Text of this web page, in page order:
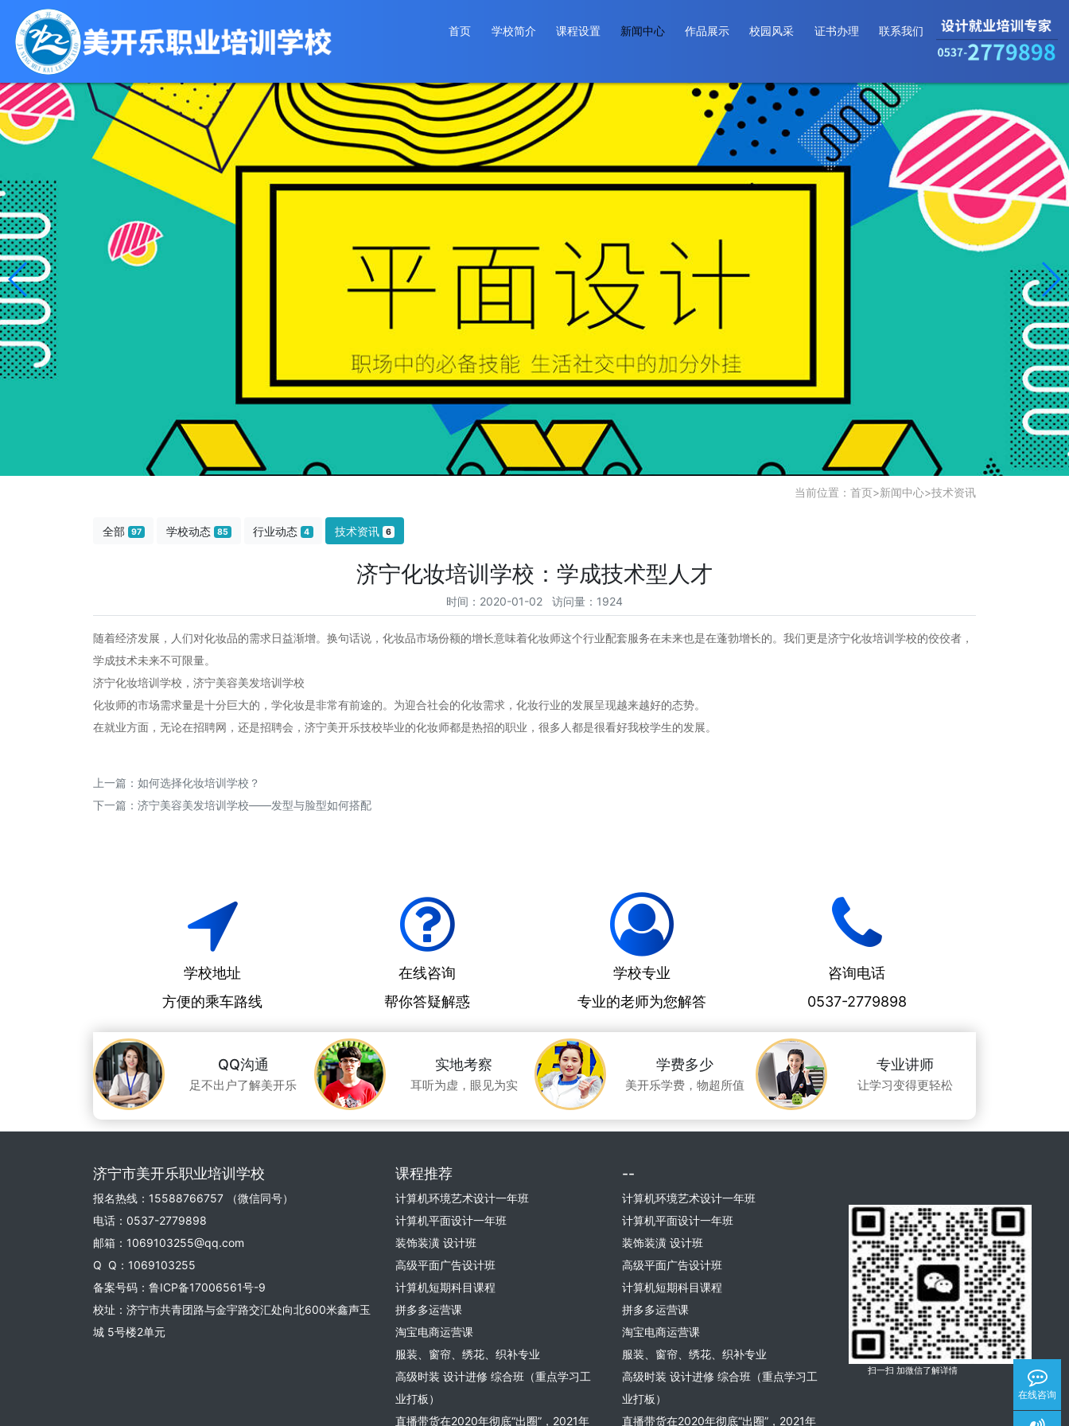
首页 学校简介 课程设置 新闻中心 作品展示 校园风采 证书办理 联系我们
当前位置： 首页>新闻中心>技术资讯
全部 97 学校动态 85 行业动态 4 技术资讯 6
济宁化妆培训学校：学成技术型人才
时间：2020-01-02 访问量：1924
随着经济发展，人们对化妆品的需求日益渐增。换句话说，化妆品市场份额的增长意味着化妆师这个行业配套服务在未来也是在蓬勃增长的。我们更是济宁化妆培训学校的佼佼者，
学成技术未来不可限量。
济宁化妆培训学校，济宁美容美发培训学校
化妆师的市场需求量是十分巨大的，学化妆是非常有前途的。为迎合社会的化妆需求，化妆行业的发展呈现越来越好的态势。
在就业方面，无论在招聘网，还是招聘会，济宁美开乐技校毕业的化妆师都是热招的职业，很多人都是很看好我校学生的发展。
上一篇： 如何选择化妆培训学校？
下一篇： 济宁美容美发培训学校——发型与脸型如何搭配
学校地址
方便的乘车路线
在线咨询
帮你答疑解惑
学校专业
专业的老师为您解答
咨询电话
0537-2779898
QQ沟通
足不出户了解美开乐
实地考察
耳听为虚，眼见为实
学费多少
美开乐学费，物超所值
专业讲师
让学习变得更轻松
济宁市美开乐职业培训学校
报名热线：15588766757 （微信同号）
电话：0537-2779898
邮箱：1069103255@qq.com
Q Q：1069103255
备案号码： 鲁ICP备17006561号-9
校址：济宁市共青团路与金宇路交汇处向北600米鑫声玉
城 5号楼2单元
课程推荐
计算机环境艺术设计一年班
计算机平面设计一年班
装饰装潢 设计班
高级平面广告设计班
计算机短期科目课程
拼多多运营课
淘宝电商运营课
服装、窗帘、绣花、织补专业
高级时装 设计进修 综合班（重点学习工
业打板）
直播带货在2020年彻底“出圈”，2021年
--
计算机环境艺术设计一年班
计算机平面设计一年班
装饰装潢 设计班
高级平面广告设计班
计算机短期科目课程
拼多多运营课
淘宝电商运营课
服装、窗帘、绣花、织补专业
高级时装 设计进修 综合班（重点学习工
业打板）
直播带货在2020年彻底“出圈”，2021年
扫一扫 加微信了解详情
在线咨询